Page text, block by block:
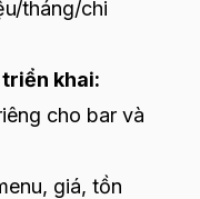
tháng/chi
khai:
cho bar và
giá, tồn